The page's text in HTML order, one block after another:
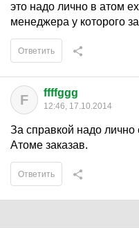
это надо лично в атом
менеджера у которого
Ответить
F ffffggg
12:46, 17.10.2014
За справкой надо лично
Атоме заказав.
Ответить